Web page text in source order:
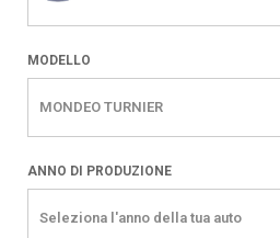
MODELLO
MONDEO TURNIER
ANNO DI PRODUZIONE
Seleziona l'anno della tua auto